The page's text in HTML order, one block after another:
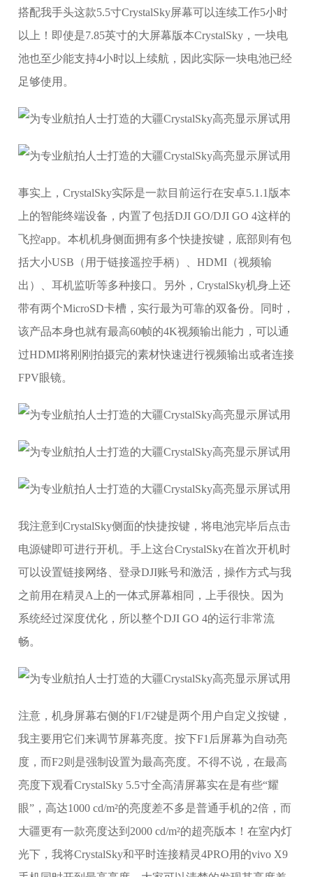
搭配我手头这款5.5寸CrystalSky屏幕可以连续工作5小时
以上！即使是7.85英寸的大屏幕版本CrystalSky，一块电
池也至少能支持4小时以上续航，因此实际一块电池已经
足够使用。
事实上，CrystalSky实际是一款目前运行在安卓5.1.1版本
上的智能终端设备，内置了包括DJI GO/DJI GO 4这样的
飞控app。本机机身侧面拥有多个快捷按键，底部则有包
括大小USB（用于链接遥控手柄）、HDMI（视频输
出）、耳机监听等多种接口。另外，CrystalSky机身上还
带有两个MicroSD卡槽，实行最为可靠的双备份。同时，
该产品本身也就有最高60帧的4K视频输出能力，可以通
过HDMI将刚刚拍摄完的素材快速进行视频输出或者连接
FPV眼镜。
我注意到CrystalSky侧面的快捷按键，将电池完毕后点击
电源键即可进行开机。手上这台CrystalSky在首次开机时
可以设置链接网络、登录DJI账号和激活，操作方式与我
之前用在精灵A上的一体式屏幕相同，上手很快。因为
系统经过深度优化，所以整个DJI GO 4的运行非常流
畅。
注意，机身屏幕右侧的F1/F2键是两个用户自定义按键，
我主要用它们来调节屏幕亮度。按下F1后屏幕为自动亮
度，而F2则是强制设置为最高亮度。不得不说，在最高
亮度下观看CrystalSky 5.5寸全高清屏幕实在是有些“耀
眼”，高达1000 cd/m²的亮度差不多是普通手机的2倍，而
大疆更有一款亮度达到2000 cd/m²的超亮版本！在室内灯
光下，我将CrystalSky和平时连接精灵4PRO用的vivo X9